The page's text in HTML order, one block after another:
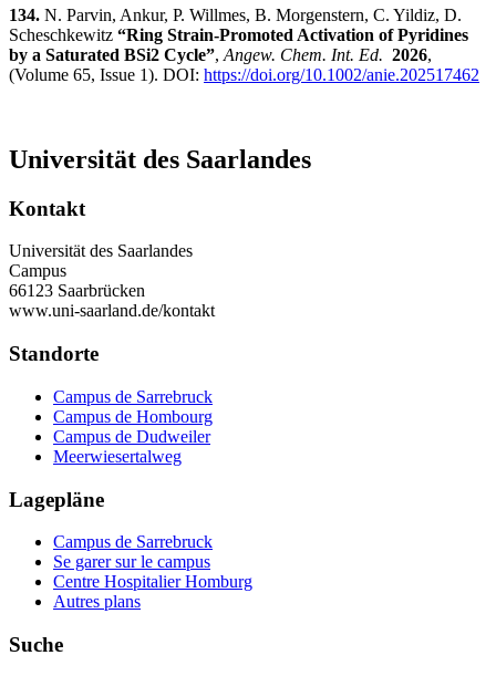
134. N. Parvin, Ankur, P. Willmes, B. Morgenstern, C. Yildiz, D.
Scheschkewitz “Ring Strain-Promoted Activation of Pyridines
by a Saturated BSi2 Cycle”, Angew. Chem. Int. Ed. 2026,
(Volume 65, Issue 1). DOI: https://doi.org/10.1002/anie.202517462
Universität des Saarlandes
Kontakt
Universität des Saarlandes
Campus
66123 Saarbrücken
www.uni-saarland.de/kontakt
Standorte
Campus de Sarrebruck
Campus de Hombourg
Campus de Dudweiler
Meerwiesertalweg
Lagepläne
Campus de Sarrebruck
Se garer sur le campus
Centre Hospitalier Homburg
Autres plans
Suche